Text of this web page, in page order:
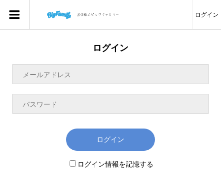
ログイン
ログイン
ログイン
ログイン情報を記憶する